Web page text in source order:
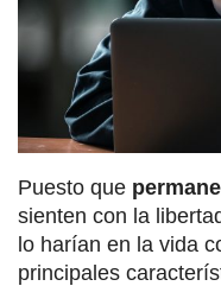
Puesto que
sienten con la
lo harían en la vida
principales